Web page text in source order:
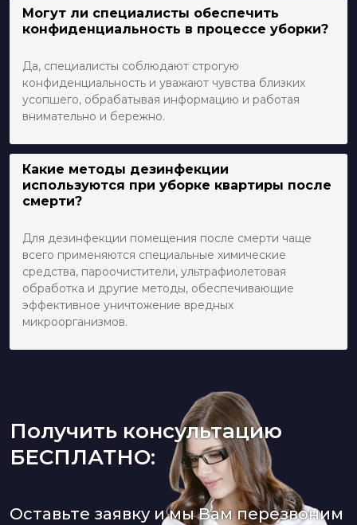
Могут ли специалисты обеспечить
конфиденциальность в процессе уборки?
Да, специалисты соблюдают строгую
конфиденциальность и уважают чувства близких
усопшего, обрабатывая информацию и работая
внимательно и бережно.
Какие методы дезинфекции
используются при уборке квартиры после
смерти?
Для дезинфекции помещения после смерти чаще
всего применяются специальные химические
средства, пароочистители, ультрафиолетовая
обработка и другие методы, обеспечивающие
эффективное уничтожение вредных
микроорганизмов.
Получить консультацию
БЕСПЛАТНО:
Оставьте заявку и мы Вам перезвоним